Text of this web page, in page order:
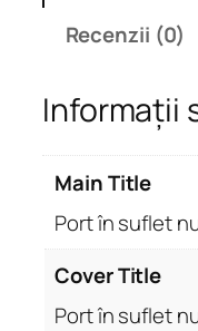
î
n
s
l
Recenzii (0)
Informații
Main Title
Port în suflet
Cover Title
Port în suflet